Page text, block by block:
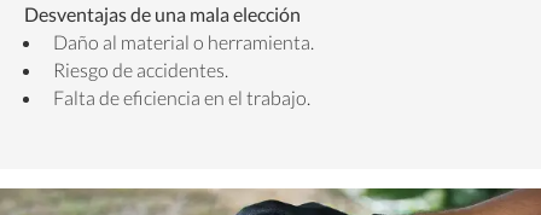
Desventajas de una mala elección
Daño al material o herramienta.
Riesgo de accidentes.
Falta de eficiencia en el trabajo.